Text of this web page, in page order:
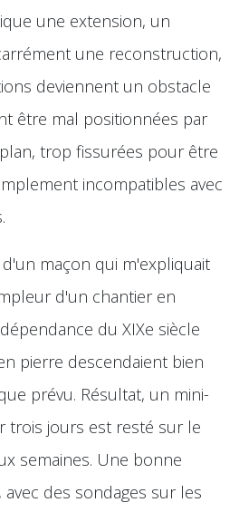
une extension, un
une reconstruction,
deviennent un obstacle
être mal positionnées par
trop fissurées pour être
incompatibles avec
maçon qui m'expliquait
d'un chantier en
du XIXe siècle
pierre descendaient bien
prévu. Résultat, un mini-
trois jours est resté sur le
semaines. Une bonne
des sondages sur les